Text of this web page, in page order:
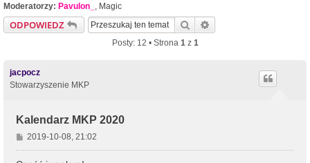
Moderatorzy: Pavulon_ , Magic
ODPOWIEDZ Szukaj
Posty: 12 • Strona 1z 1
jacpocz
Stowarzyszenie MKP
Kalendarz MKP 2020
P
o
2019-10-08, 21:02